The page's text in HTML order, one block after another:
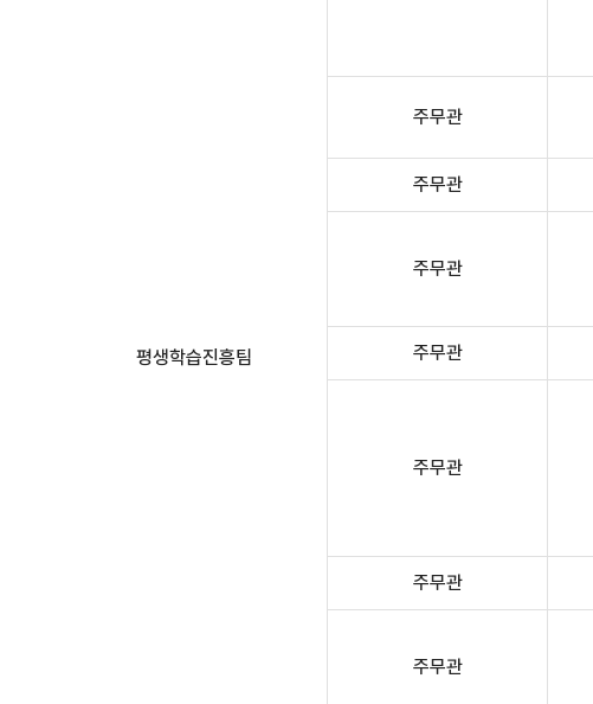
평생학습진흥팀
주무관
주무관
주무관
주무관
주무관
주무관
주무관